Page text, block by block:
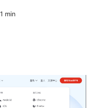
1 min